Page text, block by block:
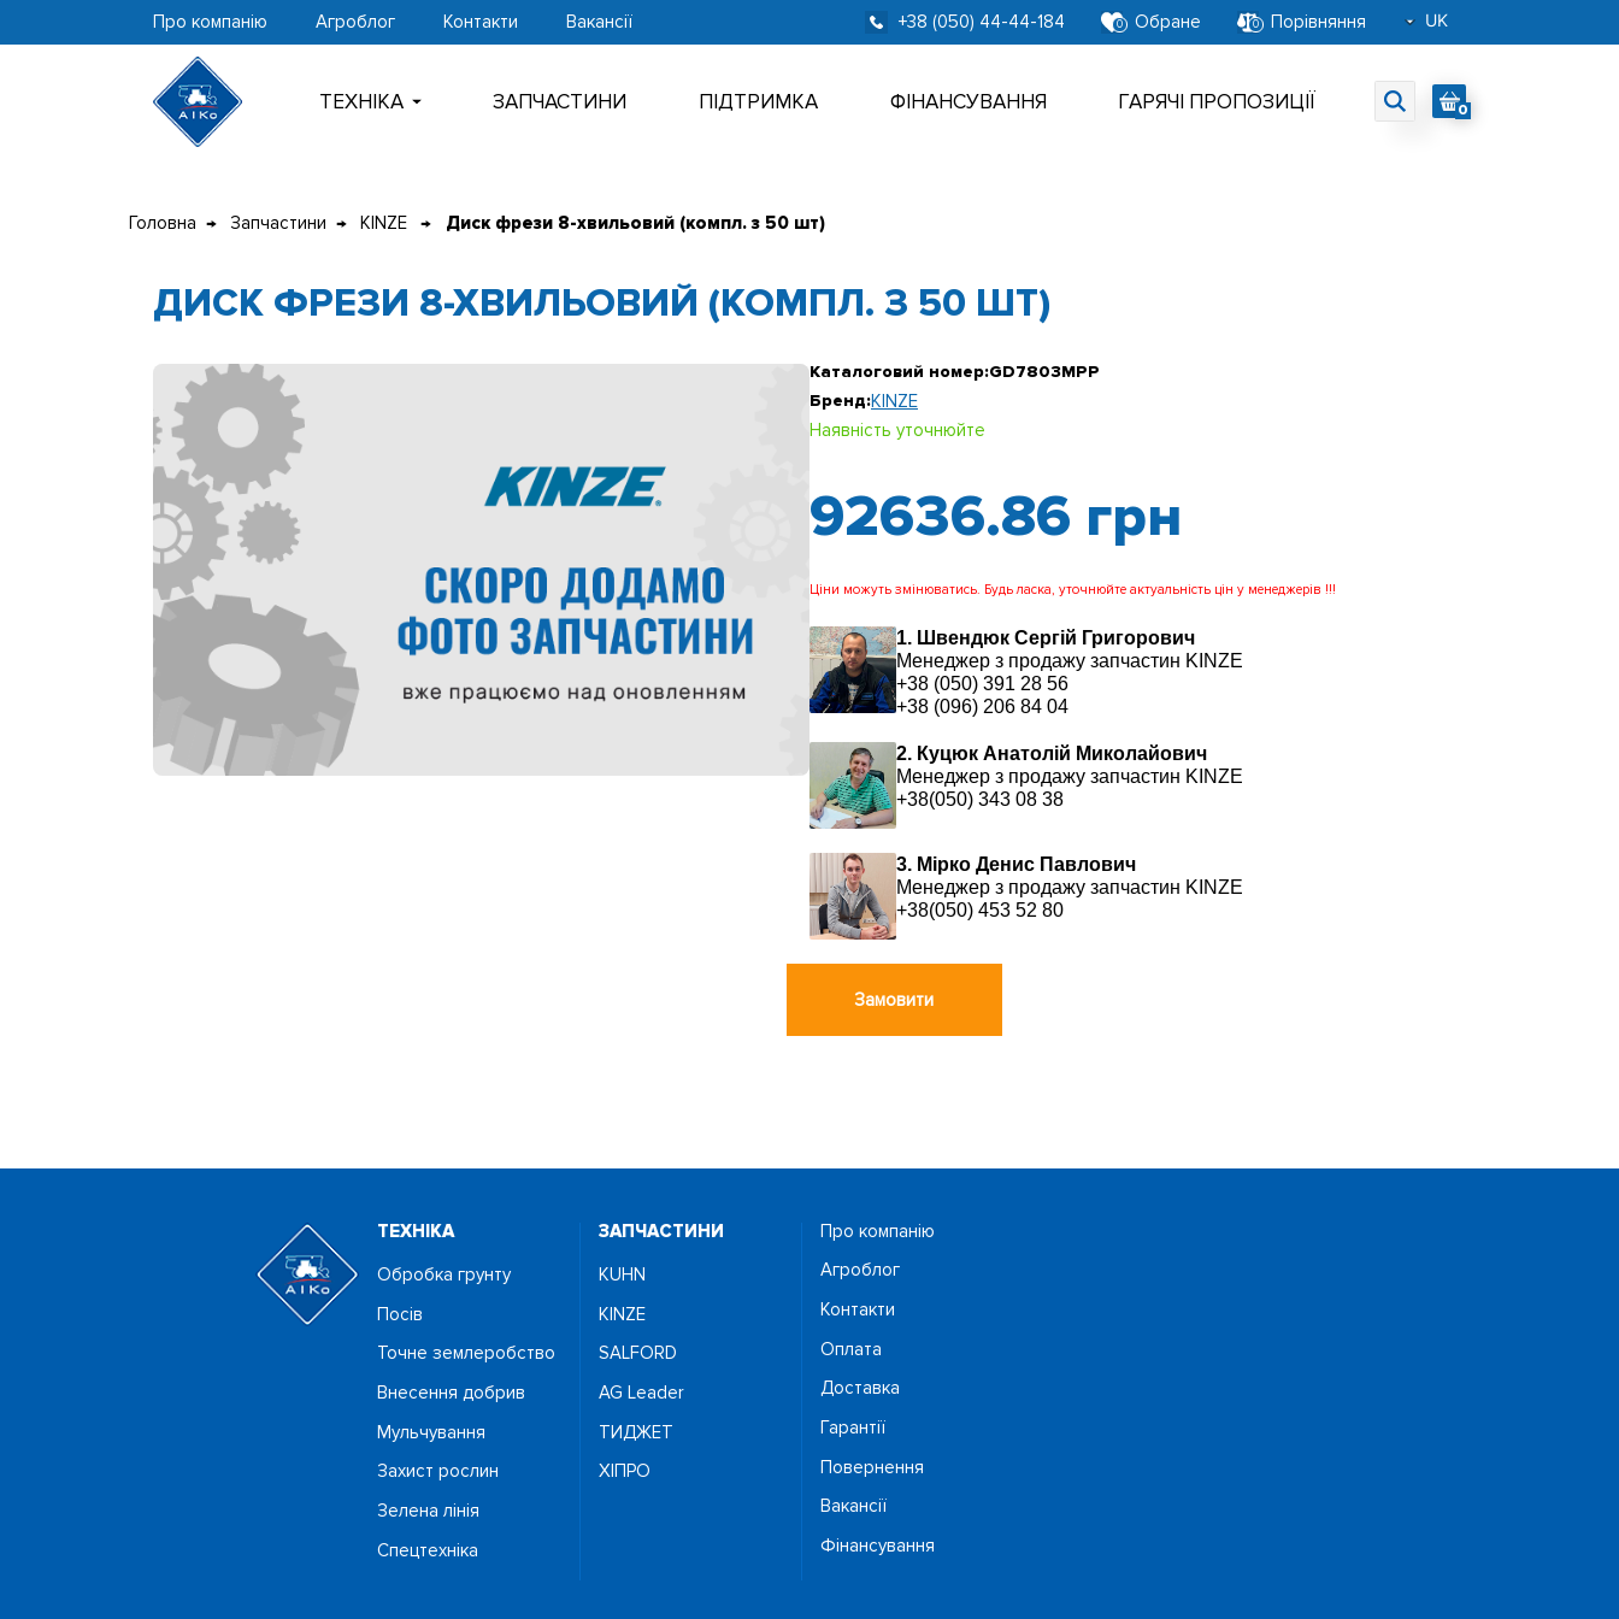
Про компанію Агроблог Контакти Вакансії +38 (050) 44-44-184 0 Обране 0 Порівняння
UK
RU
EN
ТЕХНIКА ЗАПЧАСТИНИ ПІДТРИМКА ФІНАНСУВАННЯ ГАРЯЧІ ПРОПОЗИЦІЇ 0
Головна Запчастини KINZE Диск фрези 8-хвильовий (компл. з 50 шт)
ДИСК ФРЕЗИ 8-ХВИЛЬОВИЙ (КОМПЛ. З 50 ШТ)
Каталоговий номер:GD7803MPP
Бренд:KINZE
Наявність уточнюйте
92636.86 грн
Ціни можуть змінюватись. Будь ласка, уточнюйте актуальність цін у менеджерів !!!
1. Швендюк Сергій Григорович
Менеджер з продажу запчастин KINZE
+38 (050) 391 28 56
+38 (096) 206 84 04
2. Куцюк Анатолій Миколайович
Менеджер з продажу запчастин KINZE
+38(050) 343 08 38
3. Мірко Денис Павлович
Менеджер з продажу запчастин KINZE
+38(050) 453 52 80
Замовити
ТЕХНIКА
Обробка грунту
Посiв
Точне землеробство
Внесення добрив
Мульчування
Захист рослин
Зелена лінія
Спецтехніка
ЗАПЧАСТИНИ
KUHN
KINZE
SALFORD
AG Leader
ТИДЖЕТ
ХІПРО
Про компанію
Агроблог
Контакти
Оплата
Доставка
Гарантії
Повернення
Вакансії
Фінансування